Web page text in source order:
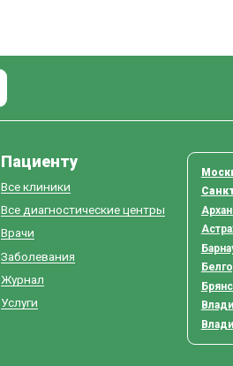
Пациенту
Все клиники
Все диагностические центры
Врачи
Заболевания
Журнал
Услуги